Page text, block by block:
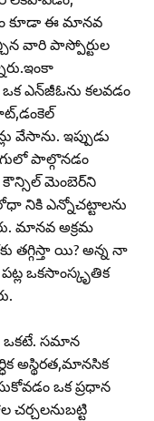
కూడా ఈ మానవ
వారి పాస్పోర్టుల
ఒక ఎన్‌జీఓను కలవడం
వేసాను. ఇప్పుడు
పాల్గొనడం
కౌన్సిల్‌ మెంబెర్‌ని
నికి ఎన్నోచట్టాలను
మానవ అక్రమ
తగ్గిస్తా యి? అన్న నా
ఒకసాంస్కృతిక
ఒకటే. సమాన
అస్థిరత,మానసిక
ఒక ప్రధాన
చర్చలనుబట్టి